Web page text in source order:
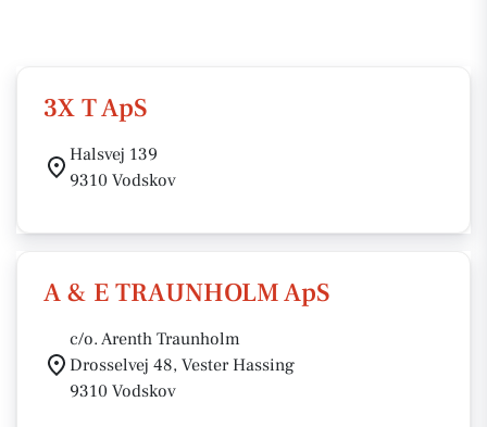
3X T ApS
Halsvej 139
9310 Vodskov
A & E TRAUNHOLM ApS
c/o. Arenth Traunholm
Drosselvej 48, Vester Hassing
9310 Vodskov